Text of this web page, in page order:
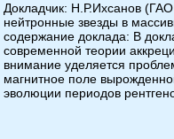
Докладчик: Н.Р.Ихсанов
нейтронные звезды в
содержание доклада: В
современной теории
внимание уделяется
магнитное поле
эволюции периодов